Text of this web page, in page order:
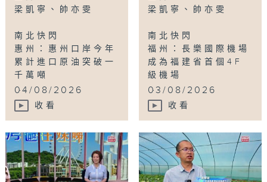
梁凱寧、帥亦雯
南北快閃
惠州：惠州口岸今年
累計進口原油突破一
千萬噸
...
04/08/2026
收看
梁凱寧、帥亦雯
南北快閃
福州：長樂國際機場
成為福建省首個4F
級機場
...
03/08/2026
收看